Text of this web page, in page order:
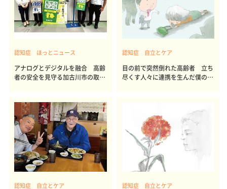
認知症 ほっとニュース
アナログとデジタルを融合 高齢
者の安全を見守る加古川市の取り
認知症 自立とケア
目の前で突然倒れた高齢者 立ち
尽くす人々に連携を生んだ僕の一
認知症 自立とケア 認知症 自立とケア